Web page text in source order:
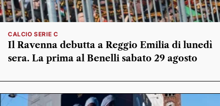
CALCIO SERIE C
Il Ravenna debutta a Reggio Emilia di lunedì
sera. La prima al Benelli sabato 29 agosto